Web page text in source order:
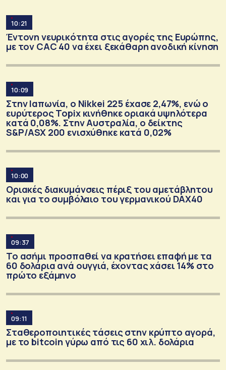
10:21
Έντονη νευρικότητα στις αγορές της Ευρώπης,
με τον CAC 40 να έχει ξεκάθαρη ανοδική κίνηση
10:09
Στην Ιαπωνία, ο Nikkei 225 έχασε 2,47%, ενώ ο
ευρύτερος Topix κινήθηκε οριακά υψηλότερα
κατά 0,08%. Στην Αυστραλία, ο δείκτης
S&P/ASX 200 ενισχύθηκε κατά 0,02%
10:00
Οριακές διακυμάνσεις πέριξ του αμετάβλητου
και για το συμβόλαιο του γερμανικού DAX40
09:37
Το ασήμι προσπαθεί να κρατήσει επαφή με τα
60 δολάρια ανά ουγγιά, έχοντας χάσει 14% στο
πρώτο εξάμηνο
09:11
Σταθεροποιητικές τάσεις στην κρύπτο αγορά,
με το bitcoin γύρω από τις 60 χιλ. δολάρια